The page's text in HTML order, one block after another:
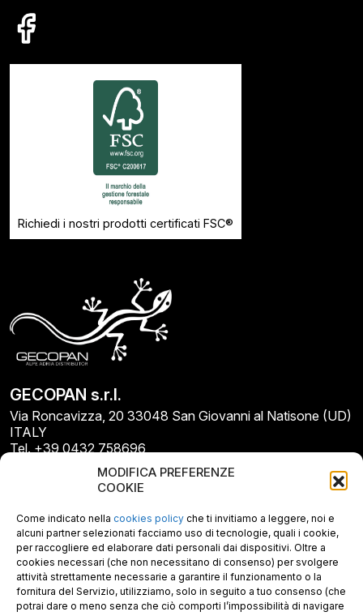
MODIFICA PREFERENZE
COOKIE
Come indicato nella cookies policy che ti invitiamo a leggere, noi e
alcuni partner selezionati facciamo uso di tecnologie, quali i cookie,
per raccogliere ed elaborare dati personali dai dispositivi. Oltre a
cookies necessari (che non necessitano di consenso) per svolgere
attività strettamente necessarie a garantire il funzionamento o la
fornitura del Servizio, utilizziamo, solo in seguito a tuo consenso (che
potrai dare o meno senza che ciò comporti l’impossibilità di navigare
Richiedi i nostri prodotti certificati FSC®
GECOPAN s.r.l.
Via Roncavizza, 20 33048 San Giovanni al Natisone (UD)
ITALY
Tel. +39 0432 758696
E-mail: info@gecopan.it
E-mail PEC: gecopan@pec.it
P.I. E C.F. 02487660306
N. REA UD 264834
Capitale sociale € 30.000